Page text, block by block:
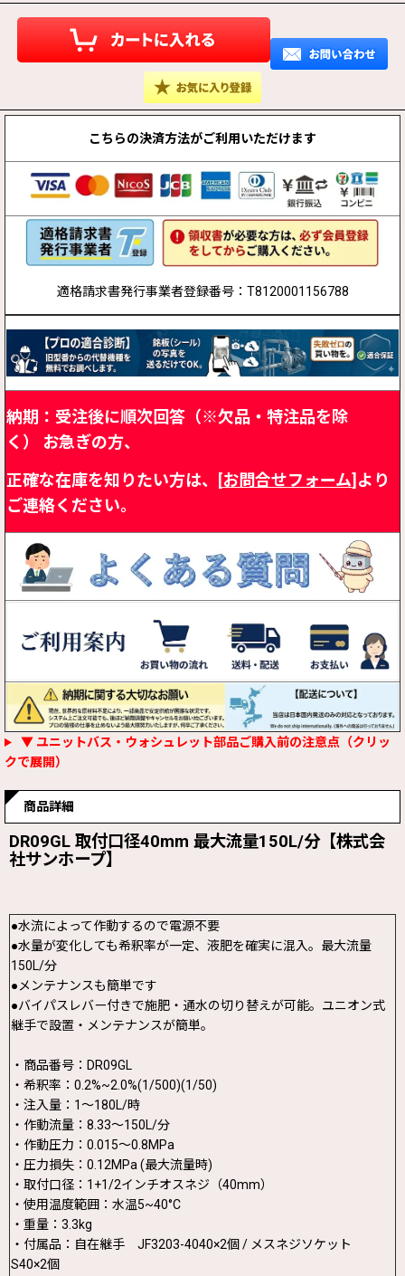
こちらの決済方法がご利用いただけます
適格請求書発行事業者登録番号：T8120001156788
納期：受注後に順次回答（※欠品・特注品を除
く）
お急ぎの方、
正確な在庫を知りたい方は、[お問合せフォーム]より
ご連絡ください。
▼ ユニットバス・ウォシュレット部品ご購入前の注意点（クリッ
クで展開）
商品詳細
DR09GL 取付口径40mm 最大流量150L/分【株式会
社サンホープ】
●水流によって作動するので電源不要
●水量が変化しても希釈率が一定、液肥を確実に混入。最大流量
150L/分
●メンテナンスも簡単です
●バイパスレバー付きで施肥・通水の切り替えが可能。ユニオン式
継手で設置・メンテナンスが簡単。
・商品番号：DR09GL
・希釈率：0.2%~2.0%(1/500)(1/50)
・注入量：1〜180L/時
・作動流量：8.33〜150L/分
・作動圧力：0.015〜0.8MPa
・圧力損失：0.12MPa (最大流量時)
・取付口径：1+1/2インチオスネジ（40mm）
・使用温度範囲：水温5~40°C
・重量：3.3kg
・付属品：自在継手 JF3203-4040×2個 / メスネジソケット
S40×2個